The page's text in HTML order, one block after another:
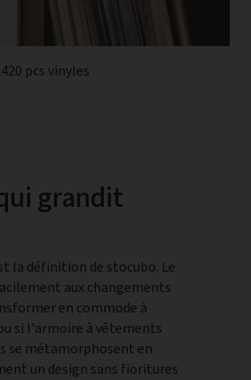
420 pcs vinyles
grandit
la définition de stocubo. Le
aux changements
en commode à
si l'armoire à vêtements
se métamorphosent en
un design sans fioritures